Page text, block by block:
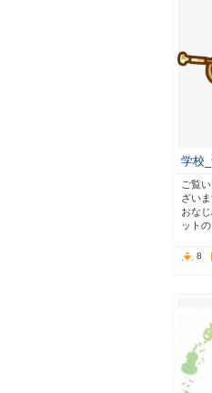
学校
ご覧
ざい
おな
ット
8